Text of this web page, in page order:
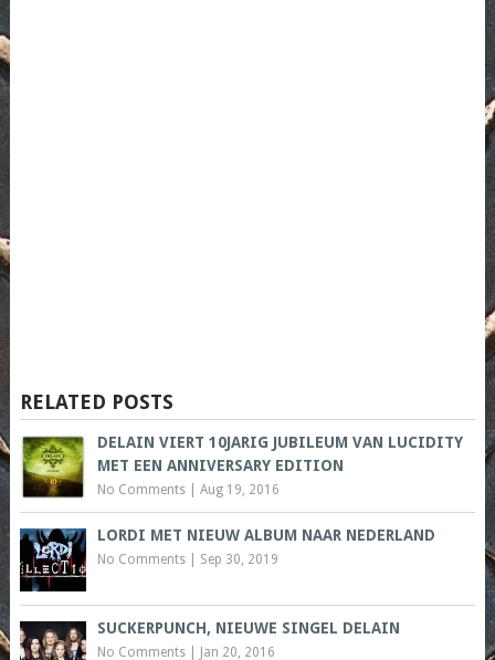
RELATED POSTS
DELAIN VIERT 10JARIG JUBILEUM VAN LUCIDITY
MET EEN ANNIVERSARY EDITION
No Comments| Aug 19, 2016
LORDI MET NIEUW ALBUM NAAR NEDERLAND
No Comments| Sep 30, 2019
SUCKERPUNCH, NIEUWE SINGEL DELAIN
No Comments| Jan 20, 2016